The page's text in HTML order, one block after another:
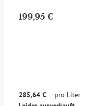
199,95 €
285,64 € — pro Liter